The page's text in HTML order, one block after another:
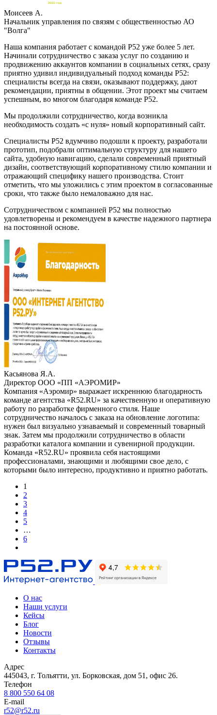
Моисеев А.
Начальник управления по связям с общественностью АО
"Волга"
Наша компания работает с командой Р52 уже более 5 лет.
Начинали сотрудничество с заказа услуг по созданию и
продвижению аккаунтов компании в социальных сетях, сразу
приятно удивил индивидуальный подход команды Р52:
специалисты всегда на связи, оказывают поддержку, дают
рекомендации, приятны в общении. Этот проект мы считаем
успешным, во многом благодаря команде Р52.
Мы продолжили сотрудничество, когда возникла
необходимость создать «с нуля» новый корпоративный сайт.
Специалисты Р52 вдумчиво подошли к проекту, разработали
прототип, подобрали оптимальную структуру для нашего
сайта, удобную навигацию, сделали современный приятный
дизайн, соответствующий корпоративному стилю компании и
отражающий специфику нашего производства. Стоит
отметить, что мы уложились с этим проектом в согласованные
сроки, что также было немаловажно для нас.
Сотрудничеством с компанией Р52 мы полностью
удовлетворены и рекомендуем в качестве надежного партнера
на постоянной основе.
Касьянова Я.А.
Директор ООО «ПП «АЭРОМИР»
Компания «Аэромир» выражает искреннюю благодарность
команде агентства «R52.RU» за качественную и оперативную
работу по разработке фирменного стиля. Наше
сотрудничество началось с заказа на обновление логотипа:
нужен был визуально узнаваемый и современный товарный
знак. Затем мы продолжили сотрудничество в области
разработки каталога компании и сувенирной продукции.
Команда «R52.RU» проявила себя настоящими
профессионалами, знающими и любящими свое дело, с
которыми было интересно, продуктивно и приятно работать.
1
2
3
4
5
…
6
О нас
Наши услуги
Кейсы
Блог
Новости
Отзывы
Контакты
Адрес
445043, г. Тольятти, ул. Борковская, дом 51, офис 26.
Телефон
8 800 550 64 08
E-mail
r52@r52.ru